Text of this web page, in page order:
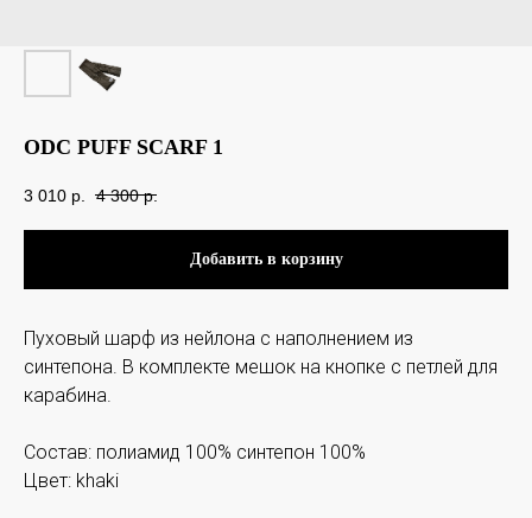
ODC PUFF SCARF 1
3 010 p. 4 300 p.
Добавить в корзину
Пуховый шарф из нейлона с наполнением из
синтепона. В комплекте мешок на кнопке с петлей для
карабина.
Состав: полиамид 100% синтепон 100%
Цвет: khaki